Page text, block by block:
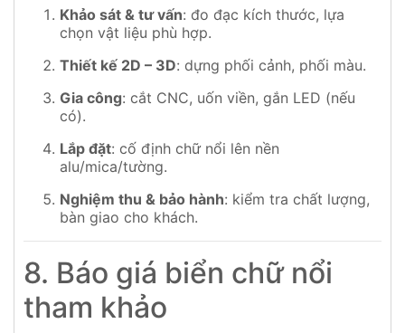
Khảo sát & tư vấn: đo đạc kích thước, lựa
chọn vật liệu phù hợp.
Thiết kế 2D – 3D: dựng phối cảnh, phối màu.
Gia công: cắt CNC, uốn viền, gắn LED (nếu
có).
Lắp đặt: cố định chữ nổi lên nền
alu/mica/tường.
Nghiệm thu & bảo hành: kiểm tra chất lượng,
bàn giao cho khách.
8. Báo giá biển chữ nổi
tham khảo